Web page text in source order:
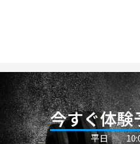
今すぐ体験
平日